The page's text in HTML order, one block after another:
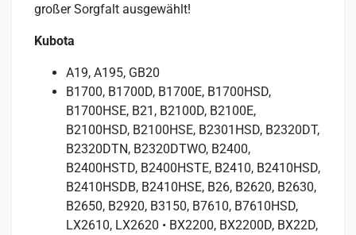
großer Sorgfalt ausgewählt!
Kubota
A19, A195, GB20
B1700, B1700D, B1700E, B1700HSD,
B1700HSE, B21, B2100D, B2100E,
B2100HSD, B2100HSE, B2301HSD, B2320DT,
B2320DTN, B2320DTWO, B2400,
B2400HSTD, B2400HSTE, B2410, B2410HSD,
B2410HSDB, B2410HSE, B26, B2620, B2630,
B2650, B2920, B3150, B7610, B7610HSD,
LX2610, LX2620 • BX2200, BX2200D, BX22D,